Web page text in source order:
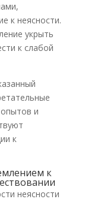
к неясности.
укрыть
к слабой
и
к
к
неясности